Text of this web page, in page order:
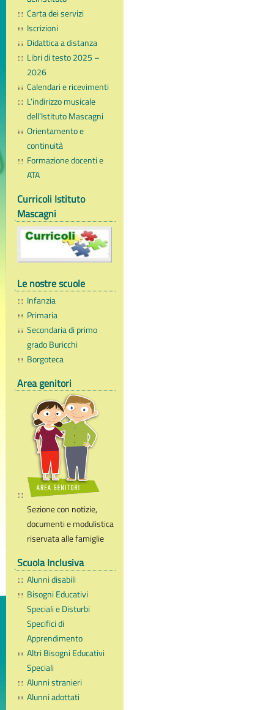
Carta dei servizi
Iscrizioni
Didattica a distanza
Libri di testo 2025 –
2026
Calendari e ricevimenti
L’indirizzo musicale
dell’Istituto Mascagni
Orientamento e
continuità
Formazione docenti e
ATA
Curricoli Istituto
Mascagni
Le nostre scuole
Infanzia
Primaria
Secondaria di primo
grado Buricchi
Borgoteca
Area genitori
Sezione con notizie,
documenti e modulistica
riservata alle famiglie
Scuola Inclusiva
Alunni disabili
Bisogni Educativi
Speciali e Disturbi
Specifici di
Apprendimento
Altri Bisogni Educativi
Speciali
Alunni stranieri
Alunni adottati